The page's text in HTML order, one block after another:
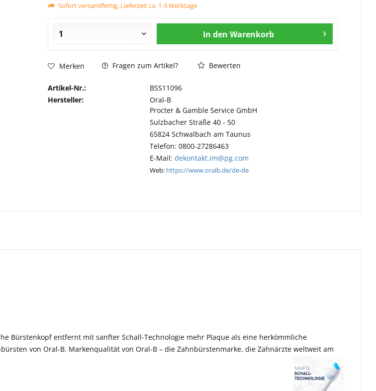
Sofort versandfertig, Lieferzeit ca. 1-3 Werktage
In den Warenkorb
Merken Fragen zum Artikel? Bewerten
Artikel-Nr.:
BSS11096
Hersteller:
Oral-B
Procter & Gamble Service GmbH
Sulzbacher Straße 40 - 50
65824 Schwalbach am Taunus
Telefon: 0800-27286463
E-Mail:dekontakt.im@pg.com
Web: https://www.oralb.de/de-de
Bürstenkopf entfernt mit sanfter Schall-Technologie mehr Plaque als eine herkömmliche
von Oral-B. Markenqualität von Oral-B – die Zahnbürstenmarke, die Zahnärzte weltweit am